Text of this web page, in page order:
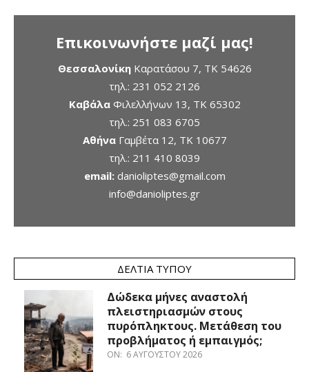
Επικοινωνήστε μαζί μας!
ΘεσσαλονίκηΚαρατάσου 7, TK 54626
τηλ.: 231 052 2126
ΚαβάλαΦιλελλήνων 13, ΤΚ 65302
τηλ.: 251 083 6705
ΑθήναΓαμβέτα 12, ΤΚ 10677
τηλ.: 211 410 8039
email: danioliptes@gmail.com
info@danioliptes.gr
ΔΕΛΤΊΑ ΤΎΠΟΥ
Δώδεκα μήνες αναστολή
πλειστηριασμών στους
πυρόπληκτους. Μετάθεση του
προβλήματος ή εμπαιγμός;
ON: 6 ΑΥΓΟΎΣΤΟΥ 2026